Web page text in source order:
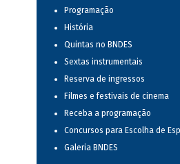
Programação
História
Quintas no BNDES
Sextas instrumentais
Reserva de ingressos
Filmes e festivais de cinema
Receba a programação
Concursos para Escolha de
Galeria BNDES